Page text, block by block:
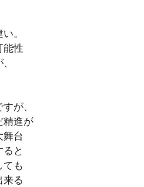
。
能性
が、
精進が
舞台
ると
ても
来る